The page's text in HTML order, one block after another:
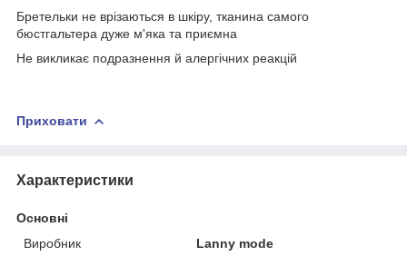
Бретельки не врізаються в шкіру, тканина самого
бюстгальтера дуже м'яка та приємна
Не викликає подразнення й алергічних реакцій
Приховати
Характеристики
Основні
Виробник
Lanny mode